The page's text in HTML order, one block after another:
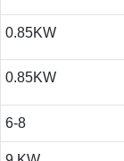
0.85KW
0.85KW
6-8